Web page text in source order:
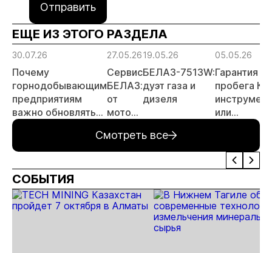
Отправить
ЕЩЕ ИЗ ЭТОГО РАЗДЕЛА
30.07.26
Почему
горнодобывающим
предприятиям
важно обновлять
водительские
спецтехнике
27.05.26
Сервис
БЕЛАЗ:
от
мотора
колеса
19.05.26
БЕЛАЗ-7513W:
дуэт газа и
дизеля
05.05.26
Гарантия
пробега
инструмент
или
иллюзия?
важнее
Смотреть все
СОБЫТИЯ